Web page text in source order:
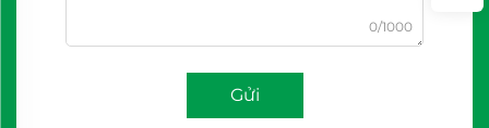
0/1000
Gửi